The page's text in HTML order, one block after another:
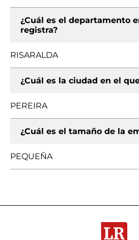
¿Cuál es el departamento
registra?
RISARALDA
¿Cuál es la ciudad en el
PEREIRA
¿Cuál es el tamaño de la
PEQUEÑA